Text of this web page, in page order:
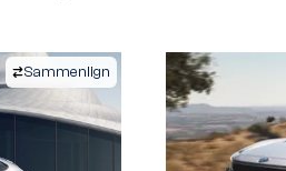
Sammenlign